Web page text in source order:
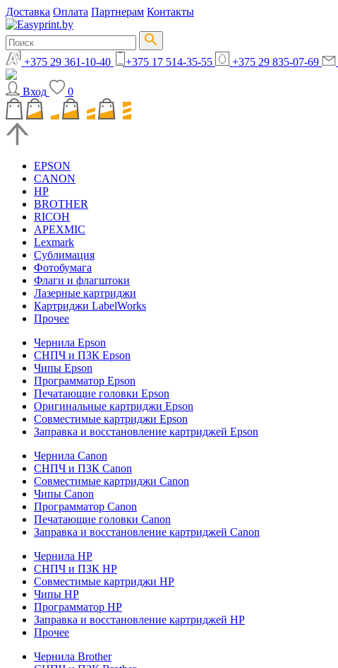
Доставка Оплата Партнерам Контакты
+375 29 361-10-40 +375 17 514-35-55 +375 29 835-07-69
Вход 0
EPSON
CANON
HP
BROTHER
RICOH
APEXMIC
Lexmark
Сублимация
Фотобумага
Флаги и флагштоки
Лазерные картриджи
Картриджи LabelWorks
Прочее
Чернила Epson
СНПЧ и ПЗК Epson
Чипы Epson
Программатор Epson
Печатающие головки Epson
Оригинальные картриджи Epson
Совместимые картриджи Epson
Заправка и восстановление картриджей Epson
Чернила Canon
СНПЧ и ПЗК Canon
Совместимые картриджи Canon
Чипы Canon
Программатор Canon
Печатающие головки Canon
Заправка и восстановление картриджей Canon
Чернила HP
СНПЧ и ПЗК HP
Совместимые картриджи HP
Чипы HP
Программатор HP
Заправка и восстановление картриджей HP
Прочее
Чернила Brother